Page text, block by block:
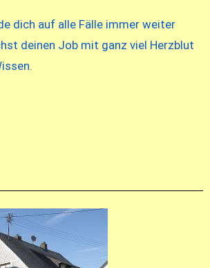
dich auf alle Fälle immer weiter
deinen Job mit ganz viel Herzblut